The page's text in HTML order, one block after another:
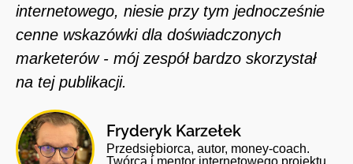
internetowego, niesie przy tym jednocześnie
cenne wskazówki dla doświadczonych
marketerów - mój zespół bardzo skorzystał
na tej publikacji.
Fryderyk Karzełek
Przedsiębiorca, autor, money-coach.